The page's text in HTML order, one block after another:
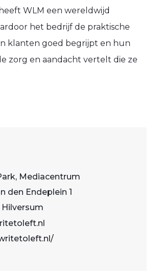
WLM een wereldwijd
het bedrijf de praktische
klanten goed begrijpt en hun
zorg en aandacht vertelt die ze
Mediacentrum
den Endeplein 1
Hilversum